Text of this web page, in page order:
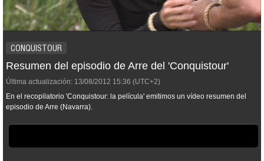
CONQUISTOUR
Resumen del episodio de Arre del 'Conquistour'
Última actualización: 13/08/2012 15:36 (UTC+2)
En el recopilatorio 'Conquistour: la película' emitimos un vídeo resumen del
episodio de Arre (Navarra).